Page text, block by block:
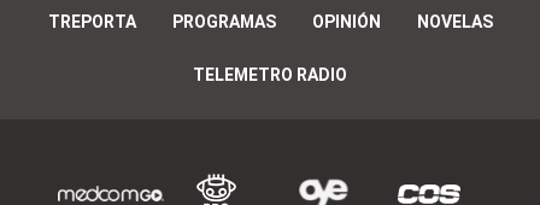
TREPORTA PROGRAMAS OPINIÓN NOVELAS
TELEMETRO RADIO